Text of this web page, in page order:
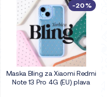
Maska Bling za Xiaomi Redmi
Note 13 Pro 4G (EU) plava
-20%